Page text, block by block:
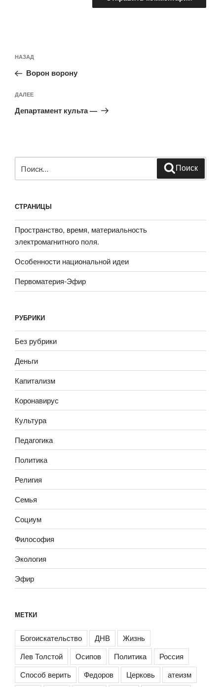
по
записям
Предыдущая
запись:
НАЗАД
Ворон ворону
Следующая
запись
ДАЛЕЕ
Департамент культа —
Поиск
СТРАНИЦЫ
Пространство, время, материальность
электромагнитного поля.
Особенности национальной идеи
Первоматерия-Эфир
РУБРИКИ
Без рубрики
Деньги
Капитализм
Коронавирус
Культура
Педагогика
Политика
Религия
Семья
Социум
Философия
Экология
Эфир
МЕТКИ
Богоискательство ДНВ
Жизнь
Лев Толстой
Осипов Политика
Россия
Способ верить
Федоров Церковь атеизм